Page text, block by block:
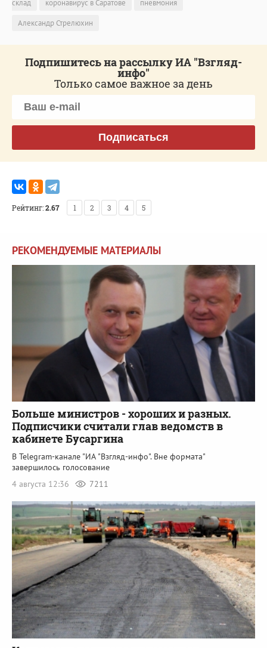
склад коронавирус в Саратове
пневмония
Александр Стрелюхин
Подпишитесь на рассылку ИА "Взгляд-
инфо"
Только самое важное за день
Подписаться
Рейтинг:2.67 1 2 3 4 5
РЕКОМЕНДУЕМЫЕ МАТЕРИАЛЫ
Больше министров - хороших и разных.
Подписчики считали глав ведомств в
кабинете Бусаргина
В Telegram-канале "ИА "Взгляд-инфо". Вне формата"
завершилось голосование
4 августа 12:36
7211